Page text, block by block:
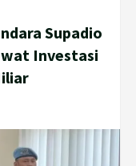
Supadio
Investasi